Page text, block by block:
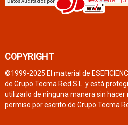
COPYRIGHT
©1999-2025 El material de
de Grupo Tecma Red S.L. y está
utilizarlo de ninguna manera sin
permiso por escrito de Grupo Tecma